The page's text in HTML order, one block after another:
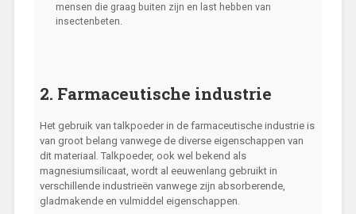
mensen die graag buiten zijn en last hebben van
insectenbeten.
2. Farmaceutische industrie
Het gebruik van talkpoeder in de farmaceutische industrie is
van groot belang vanwege de diverse eigenschappen van
dit materiaal. Talkpoeder, ook wel bekend als
magnesiumsilicaat, wordt al eeuwenlang gebruikt in
verschillende industrieën vanwege zijn absorberende,
gladmakende en vulmiddel eigenschappen.